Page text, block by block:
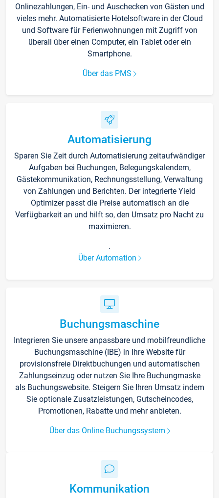
Onlinezahlungen, Ein- und Auschecken von Gästen und
vieles mehr. Automatisierte Hotelsoftware in der Cloud
und Software für Ferienwohnungen mit Zugriff von
überall über einen Computer, ein Tablet oder ein
Smartphone.
Über das PMS
Automatisierung
Sparen Sie Zeit durch Automatisierung zeitaufwändiger
Aufgaben bei Buchungen, Belegungskalendern,
Gästekommunikation, Rechnungsstellung, Verwaltung
von Zahlungen und Berichten. Der integrierte Yield
Optimizer passt die Preise automatisch an die
Verfügbarkeit an und hilft so, den Umsatz pro Nacht zu
maximieren.
.
Über Automation
Buchungsmaschine
Integrieren Sie unsere anpassbare und mobilfreundliche
Buchungsmaschine (IBE) in Ihre Website für
provisionsfreie Direktbuchungen und automatischen
Zahlungseinzug oder nutzen Sie Ihre Buchungmaske
als Buchungswebsite. Steigern Sie Ihren Umsatz indem
Sie optionale Zusatzleistungen, Gutscheincodes,
Promotionen, Rabatte und mehr anbieten.
Über das Online Buchungssystem
Kommunikation